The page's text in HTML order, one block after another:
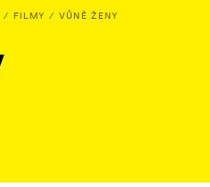
FILMY VŮNĚ ŽENY